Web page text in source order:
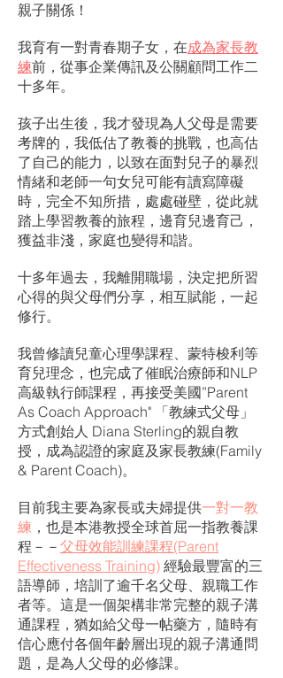
親子關係！
我育有一對青春期子女，在成為家長教
練前，從事企業傳訊及公關顧問工作二
十多年。
孩子出生後，我才發現為人父母是需要
考牌的，我低估了教養的挑戰，也高估
了自己的能力，以致在面對兒子的暴烈
情緒和老師一句女兒可能有讀寫障礙
時，完全不知所措，處處碰壁，從此就
踏上學習教養的旅程，邊育兒邊育己，
獲益非淺，家庭也變得和諧。
十多年過去，我離開職場，決定把所習
心得的與父母們分享，相互賦能，一起
修行。
我曾修讀兒童心理學課程、蒙特梭利等
育兒理念，也完成了催眠治療師和NLP
高級執行師課程，再接受美國”Parent
As Coach Approach" 「教練式父母」
方式創始人 Diana Sterling的親自教
授，成為認證的家庭及家長教練(Family
& Parent Coach)。
目前我主要為家長或夫婦提供一對一教
練 ，也是本港教授全球首屈一指教養課
程－－ 父母效能訓練課程(Parent
Effectiveness Training) 經驗最豐富的三
語導師，培訓了逾千名父母、親職工作
者等。這是一個架構非常完整的親子溝
通課程，猶如給父母一帖藥方，隨時有
信心應付各個年齡層出現的親子溝通問
題，是為人父母的必修課。